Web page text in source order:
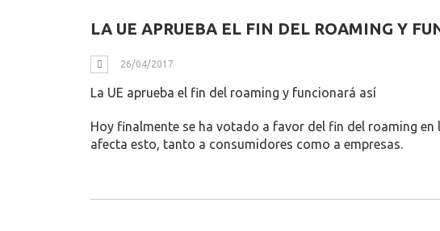
LA UE APRUEBA EL FIN DEL ROAMING Y
26/04/2017
La UE aprueba el fin del roaming y funcionará así
Hoy finalmente se ha votado a favor del fin del roaming en
afecta esto, tanto a consumidores como a empresas.